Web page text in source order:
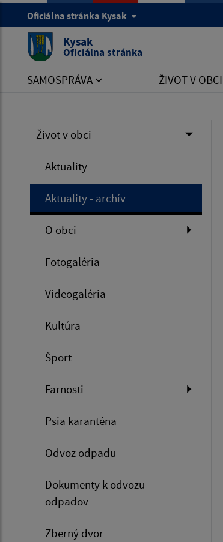
Oficiálna stránka Kysak
Kysak
Oficiálna stránka
SAMOSPRÁVA ŽIVOT V OBCI
Život v obci
Aktuality
Aktuality - archív
O obci
Fotogaléria
Videogaléria
Kultúra
Šport
Farnosti
Psia karanténa
Odvoz odpadu
Dokumenty k odvozu
odpadov
Zberný dvor